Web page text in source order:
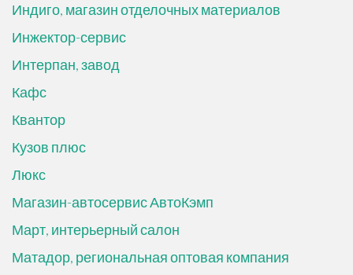
Индиго, магазин отделочных материалов
Инжектор-сервис
Интерпан, завод
Кафс
Квантор
Кузов плюс
Люкс
Магазин-автосервис АвтоКэмп
Март, интерьерный салон
Матадор, региональная оптовая компания